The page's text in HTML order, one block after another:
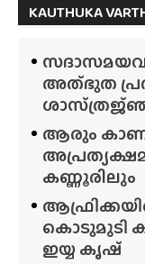
KAUTHUKA
അത്‌ഭുത
ആരും
കണ്ണൂരിലും
കൊടുമുടി
ഇയ്യ കൃഷ്